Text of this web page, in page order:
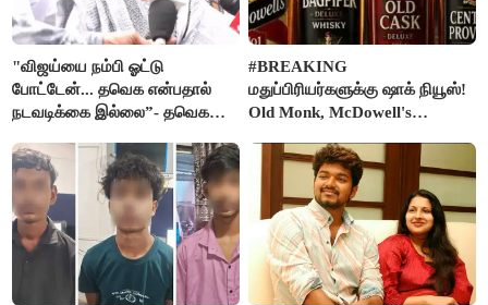
"விஜய்யை நம்பி ஓட்டு
போட்டேன்... தவெக என்பதால்
நடவடிக்கை இல்லை”- தவெக
கதறல்
#BREAKING
மதுப்பிரியர்களுக்கு ஷாக் நியூஸ்!
Old Monk, McDowell's
FSSAI தடை